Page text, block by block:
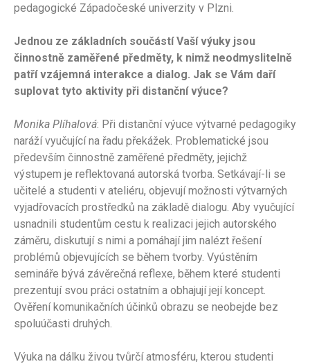
pedagogické Západočeské univerzity v Plzni.
Jednou ze základních součástí Vaší výuky jsou
činnostně zaměřené předměty, k nimž neodmyslitelně
patří vzájemná interakce a dialog. Jak se Vám daří
suplovat tyto aktivity při distanční výuce?
Monika Plíhalová: Při distanční výuce výtvarné pedagogiky
naráží vyučující na řadu překážek. Problematické jsou
především činnostně zaměřené předměty, jejichž
výstupem je reflektovaná autorská tvorba. Setkávají-li se
učitelé a studenti v ateliéru, objevují možnosti výtvarných
vyjadřovacích prostředků na základě dialogu. Aby vyučující
usnadnili studentům cestu k realizaci jejich autorského
záměru, diskutují s nimi a pomáhají jim nalézt řešení
problémů objevujících se během tvorby. Vyústěním
semináře bývá závěrečná reflexe, během které studenti
prezentují svou práci ostatním a obhajují její koncept.
Ověření komunikačních účinků obrazu se neobejde bez
spoluúčasti druhých.
Výuka na dálku živou tvůrčí atmosféru, kterou studenti